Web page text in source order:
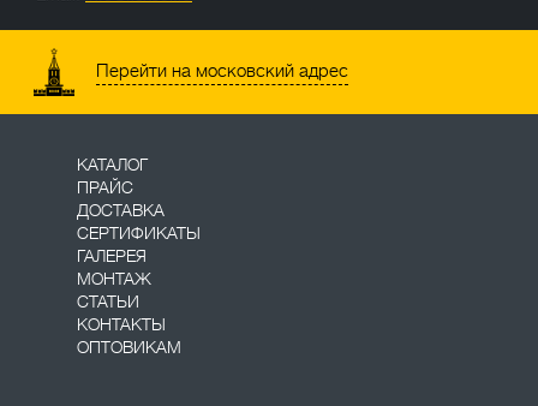
Перейти на московский адрес
КАТАЛОГ
ПРАЙС
ДОСТАВКА
СЕРТИФИКАТЫ
ГАЛЕРЕЯ
МОНТАЖ
СТАТЬИ
КОНТАКТЫ
ОПТОВИКАМ